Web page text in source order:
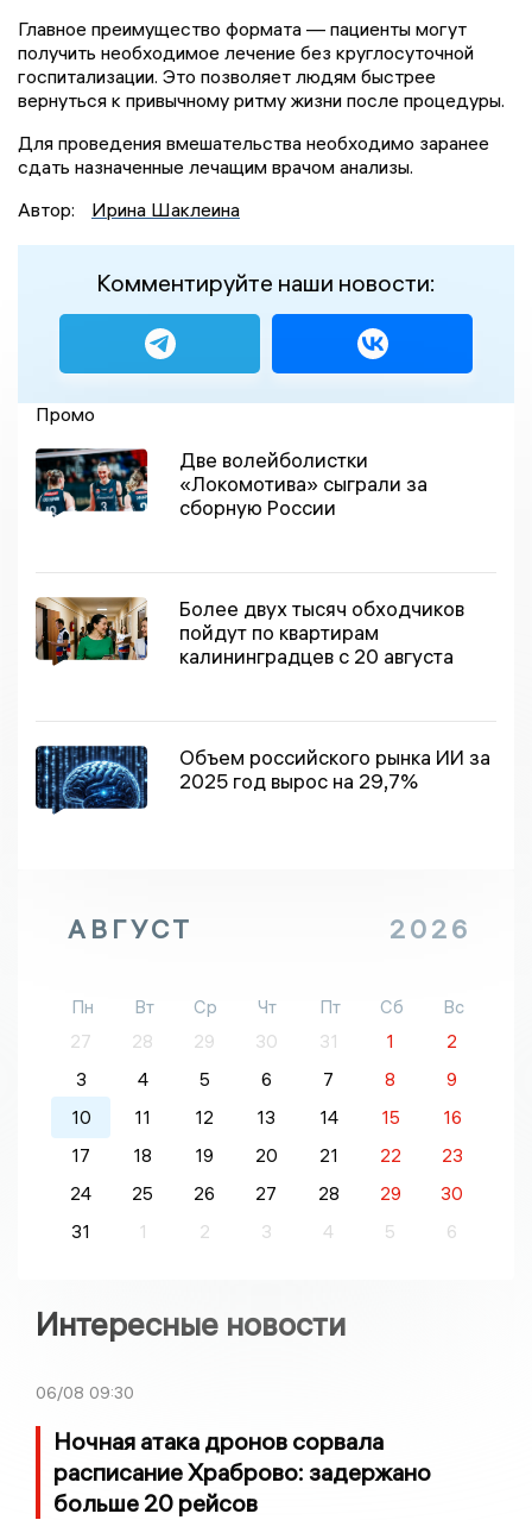
Главное преимущество формата — пациенты могут
получить необходимое лечение без круглосуточной
госпитализации. Это позволяет людям быстрее
вернуться к привычному ритму жизни после процедуры.
Для проведения вмешательства необходимо заранее
сдать назначенные лечащим врачом анализы.
Автор:
Ирина Шаклеина
Комментируйте наши новости:
Промо
Две волейболистки
«Локомотива» сыграли за
сборную России
Более двух тысяч обходчиков
пойдут по квартирам
калининградцев с 20 августа
Объем российского рынка ИИ за
2025 год вырос на 29,7%
АВГУСТ 2026
Пн Вт Ср Чт Пт Сб
Вс
27
28 29 30 31 1
2
3
4 5 6 7 8
9
10
11 12 13 14 15
16
17
18 19 20 21 22
23
24
25 26 27 28 29
30
31
1 2 3 4 5 6
Интересные новости
06/08 09:30
Ночная атака дронов сорвала
расписание Храброво: задержано
больше 20 рейсов